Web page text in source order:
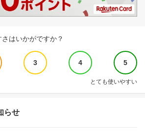
はいかがですか？
3 4 5
とても使いやすい
らせ